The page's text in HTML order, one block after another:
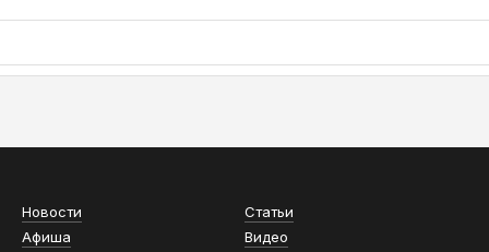
Новости
Статьи
Афиша
Видео